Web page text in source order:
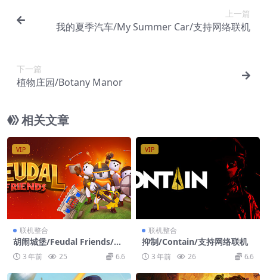
上一篇
我的夏季汽车/My Summer Car/支持网络联机
下一篇
植物庄园/Botany Manor
相关文章
VIP
联机整合
胡闹城堡/Feudal Friends/支
持网络联机
3 年前 25 6.6
VIP
联机整合
抑制/Contain/支持网络联机
3 年前 26 6.6